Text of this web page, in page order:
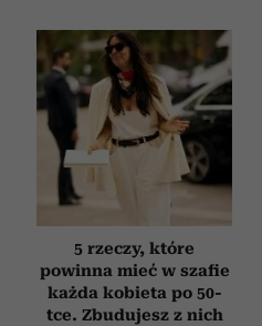
5 rzeczy, które
powinna mieć w szafie
każda kobieta po 50-
tce. Zbudujesz z nich